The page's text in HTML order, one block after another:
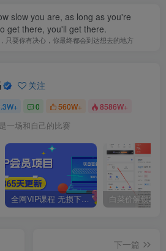
slow you are, as long as you're
get there, you'll get there.
只要你有决心，你最终都会到达想去的地方
关注
0 560W+ 8586W+
一场和自己的比赛
全网VIP课程 无损下载~
下一篇